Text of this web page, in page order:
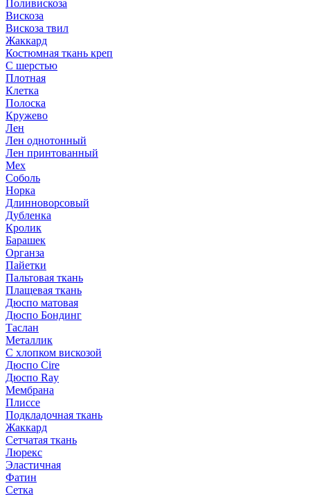
Поливискоза
Вискоза
Вискоза твил
Жаккард
Костюмная ткань креп
С шерстью
Плотная
Клетка
Полоска
Кружево
Лен
Лен однотонный
Лен принтованный
Мех
Соболь
Норка
Длинноворсовый
Дубленка
Кролик
Барашек
Органза
Пайетки
Пальтовая ткань
Плащевая ткань
Дюспо матовая
Дюспо Бондинг
Таслан
Металлик
С хлопком вискозой
Дюспо Cire
Дюспо Ray
Мембрана
Плиссе
Подкладочная ткань
Жаккард
Сетчатая ткань
Люрекс
Эластичная
Фатин
Сетка